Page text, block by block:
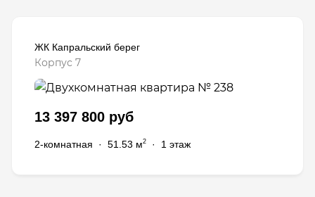
ЖК Капральский берег
Корпус 7
13 397 800 руб
2-комнатная · 51.53 м2 · 1 этаж